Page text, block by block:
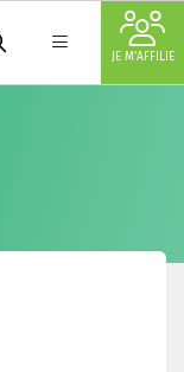
JE M'AFFILIE